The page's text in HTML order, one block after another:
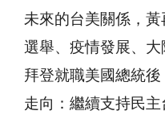
未來的台美關係，
選舉、疫情發展、
拜登就職美國總統
走向：繼續支持民